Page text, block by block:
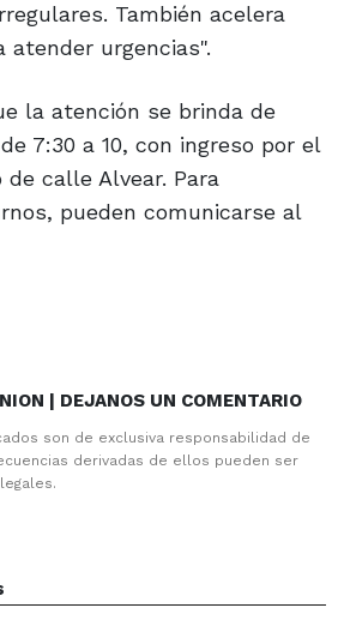
También acelera
atender urgencias".
la atención se brinda de
7:30 a 10, con ingreso por el
calle Alvear. Para
pueden comunicarse al
| DEJANOS UN COMENTARIO
son de exclusiva responsabilidad de
derivadas de ellos pueden ser